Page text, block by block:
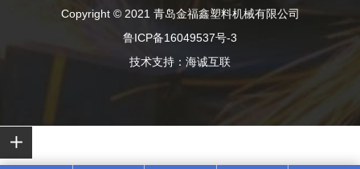
Copyright © 2021 青岛金福鑫塑料机械有限公司
鲁ICP备16049537号-3
技术支持：海诚互联